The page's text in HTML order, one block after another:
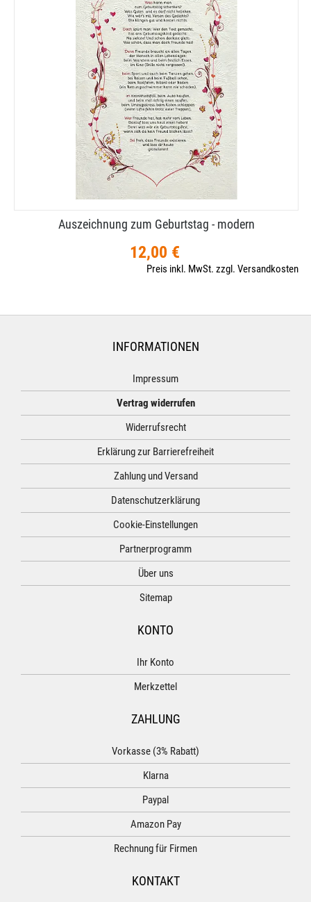
Auszeichnung zum Geburtstag - modern
12,00 €
Preis inkl. MwSt. zzgl. Versandkosten
INFORMATIONEN
Impressum
Vertrag widerrufen
Widerrufsrecht
Erklärung zur Barrierefreiheit
Zahlung und Versand
Datenschutzerklärung
Cookie-Einstellungen
Partnerprogramm
Über uns
Sitemap
KONTO
Ihr Konto
Merkzettel
ZAHLUNG
Vorkasse (3% Rabatt)
Klarna
Paypal
Amazon Pay
Rechnung für Firmen
KONTAKT